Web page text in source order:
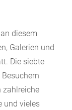
diesem
Galerien und
Die siebte
zahlreiche
und vieles